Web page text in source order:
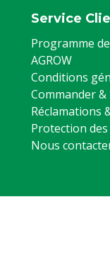
Service
Programme
AGROW
Conditions
Commander &
Réclamations
Protection
Nous